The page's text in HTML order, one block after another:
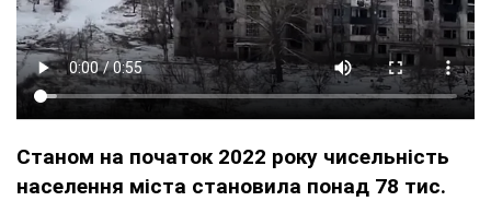
Станом на початок 2022 року чисельність
населення міста становила понад 78 тис.